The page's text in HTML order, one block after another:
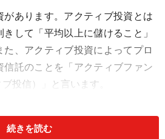
あります。アクティブ投資とは
して「平均以上に儲けること」
た、アクティブ投資によってプロ
信託のことを「アクティブファン
投信）」と言います。
て平均点を目指す！なんて話をす
とか「つまらなそう！」とか感じ
続きを読む